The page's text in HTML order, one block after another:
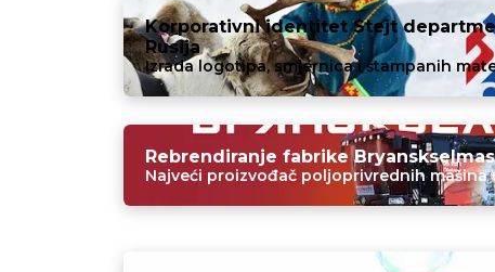
Korporativni identitet Stejt
Rusija
Izrada logotipa, smjernica i štampanih
Rebrendiranje fabrike
Najveći proizvođač poljoprivrednih mašina